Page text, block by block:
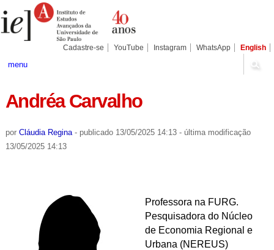
para
conteúdo.
Pessoais
Cadastre-se YouTube Instagram WhatsApp English
menu
Andréa Carvalho
por Cláudia Regina - publicado13/05/2025 14:13 - última modificação
13/05/2025 14:13
Professora na FURG.
Pesquisadora do Núcleo
de Economia Regional e
Urbana (NEREUS)